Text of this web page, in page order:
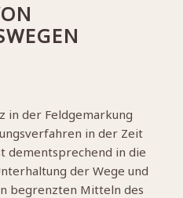
in der Feldgemarkung
in der Zeit
dementsprechend in die
der Wege und
begrenzten Mitteln des